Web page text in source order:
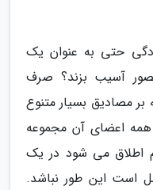
حتی به عنوان یک
آسیب بزند؟ صرف
بر مصادیق بسیار متنوع
اعضای آن مجموعه
اطلاق می شود در یک
است این طور نباشد.